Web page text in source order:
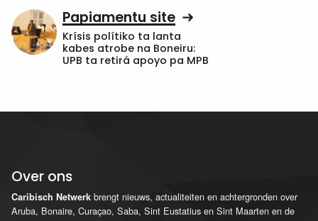
Papiamentu site
Krísis polítiko ta lanta
kabes atrobe na Boneiru:
UPB ta retirá apoyo pa MPB
Over ons
Caribisch Netwerk brengt nieuws, actualiteiten en achtergronden over
Aruba, Bonaire, Curaçao, Saba, Sint Eustatius en Sint Maarten en de